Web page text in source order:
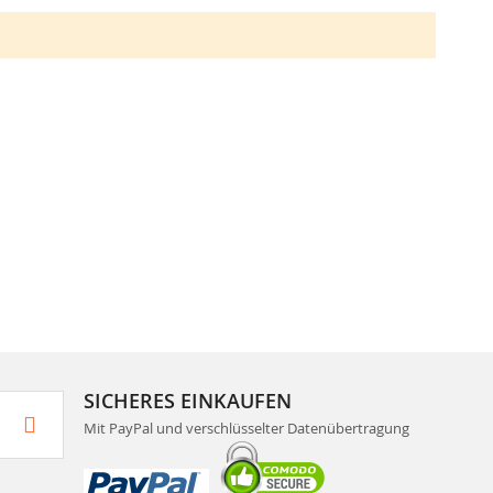
SICHERES EINKAUFEN
Mit PayPal und verschlüsselter Datenübertragung